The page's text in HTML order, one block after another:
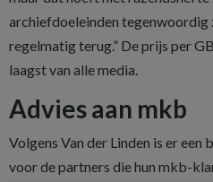
archiefdoeleinden tegenwoordig
regelmatig terug.” De prijs per
laagst van alle media.
Advies aan mkb
Volgens Van der Linden is er
voor de partners die hun mkb-